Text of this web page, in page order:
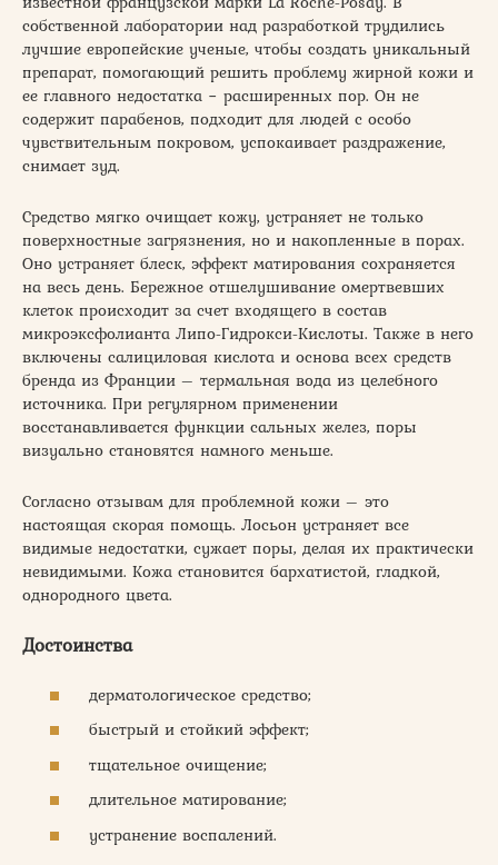
собственной лаборатории над разработкой трудились
лучшие европейские ученые, чтобы создать уникальный
препарат, помогающий решить проблему жирной кожи и
ее главного недостатка − расширенных пор. Он не
содержит парабенов, подходит для людей с особо
чувствительным покровом, успокаивает раздражение,
снимает зуд.
Средство мягко очищает кожу, устраняет не только
поверхностные загрязнения, но и накопленные в порах.
Оно устраняет блеск, эффект матирования сохраняется
на весь день. Бережное отшелушивание омертвевших
клеток происходит за счет входящего в состав
микроэксфолианта Липо-Гидрокси-Кислоты. Также в него
включены салициловая кислота и основа всех средств
бренда из Франции – термальная вода из целебного
источника. При регулярном применении
восстанавливается функции сальных желез, поры
визуально становятся намного меньше.
Согласно отзывам для проблемной кожи – это
настоящая скорая помощь. Лосьон устраняет все
видимые недостатки, сужает поры, делая их практически
невидимыми. Кожа становится бархатистой, гладкой,
однородного цвета.
Достоинства
дерматологическое средство;
быстрый и стойкий эффект;
тщательное очищение;
длительное матирование;
устранение воспалений.